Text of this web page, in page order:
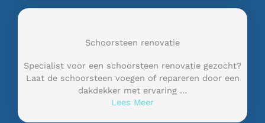
Schoorsteen renovatie
Specialist voor een schoorsteen renovatie gezocht?
Laat de schoorsteen voegen of repareren door een
dakdekker met ervaring …
Lees Meer